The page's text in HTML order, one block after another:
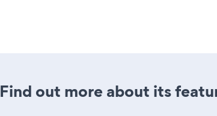
out more about its